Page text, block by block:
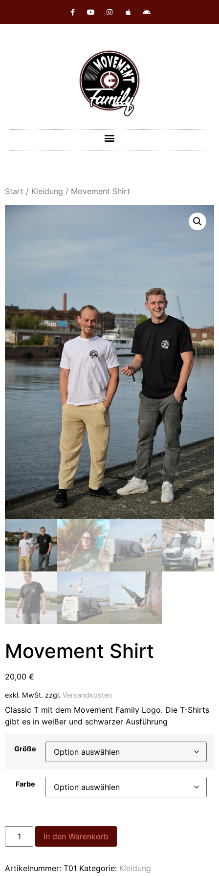
Start / Kleidung / Movement Shirt
Movement Shirt
20,00 €
exkl. MwSt. zzgl. Versandkosten
Classic T mit dem Movement Family Logo. Die T-Shirts
gibt es in weißer und schwarzer Ausführung
Größe
Farbe
In den Warenkorb
Artikelnummer: T01 Kategorie: Kleidung